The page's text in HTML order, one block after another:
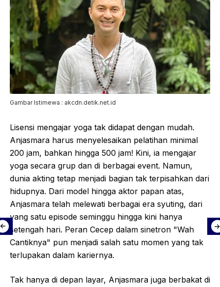
Gambar Istimewa : akcdn.detik.net.id
Lisensi mengajar yoga tak didapat dengan mudah.
Anjasmara harus menyelesaikan pelatihan minimal
200 jam, bahkan hingga 500 jam! Kini, ia mengajar
yoga secara grup dan di berbagai event. Namun,
dunia akting tetap menjadi bagian tak terpisahkan dari
hidupnya. Dari model hingga aktor papan atas,
Anjasmara telah melewati berbagai era syuting, dari
yang satu episode seminggu hingga kini hanya
setengah hari. Peran Cecep dalam sinetron "Wah
Cantiknya" pun menjadi salah satu momen yang tak
terlupakan dalam kariernya.
Tak hanya di depan layar, Anjasmara juga berbakat di